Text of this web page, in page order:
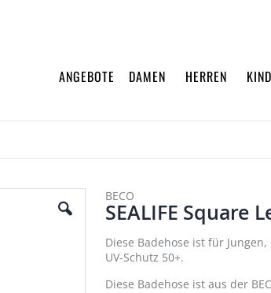
ANGEBOTE DAMEN HERREN
BECO
SEALIFE Square
Diese Badehose ist für
UV-Schutz 50+.
Diese Badehose ist aus der